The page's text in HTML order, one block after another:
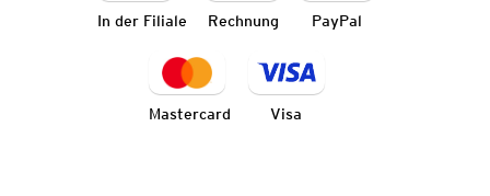
In der Filiale Rechnung PayPal
Mastercard Visa